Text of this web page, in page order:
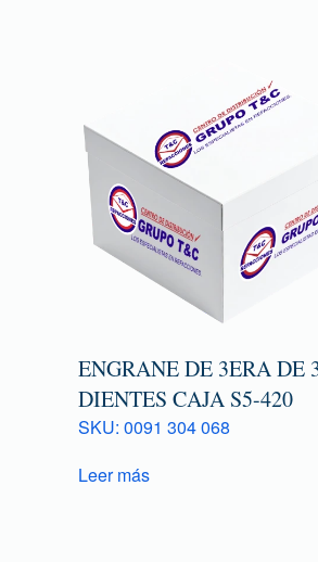
ENGRANE DE 3ERA DE
DIENTES CAJA S5-420
SKU: 0091 304 068
Leer más